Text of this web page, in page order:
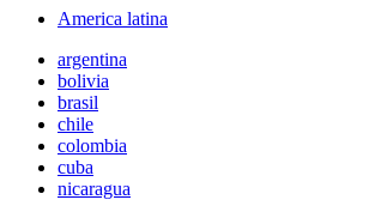
America latina
argentina
bolivia
brasil
chile
colombia
cuba
nicaragua